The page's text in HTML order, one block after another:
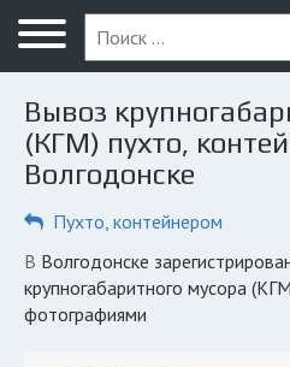
Меню
Главная
Вопрос юристу
Волгодонск
ПОЛЬЗОВАТЕЛЯМ
Компании
Экоблог
Вывоз
(КГМ) пухто,
Волгодонске
Пухто, контейнером
в Волгодонске зарегистрированы 3 компании по вывозу
крупногабаритного мусора
фотографиями